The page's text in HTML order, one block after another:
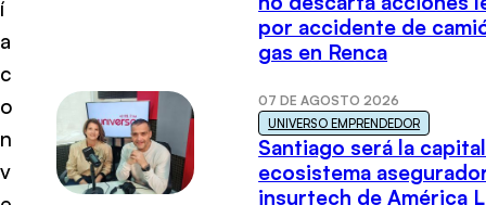
í
a
c
o
n
v
por accidente de
gas en Renca
07 DE AGOSTO 2026
UNIVERSO EMPRENDEDOR
Santiago será la
ecosistema
insurtech de América